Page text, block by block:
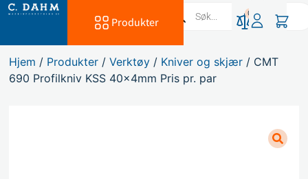
Produkter
0
Hjem / Produkter /Verktøy / Kniver og skjær / CMT
690 Profilkniv KSS 40x4mm Pris pr. par